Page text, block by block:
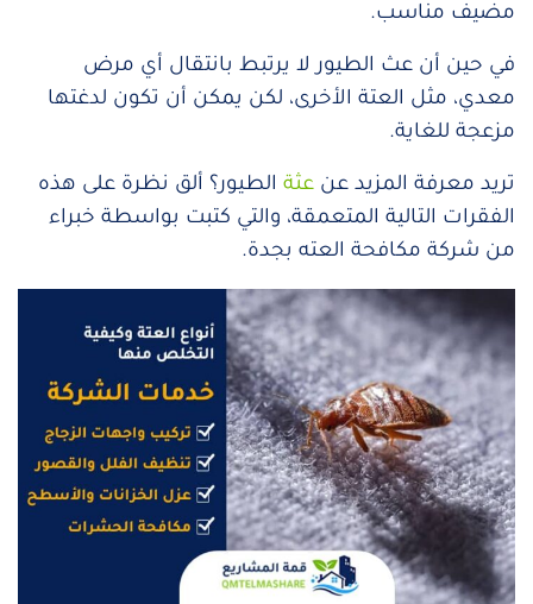
مضيف مناسب.
في حين أن عث الطيور لا يرتبط بانتقال أي مرض
معدي، مثل العتة الأخرى، لكن يمكن أن تكون لدغتها
مزعجة للغاية.
تريد معرفة المزيد عن عثة الطيور؟ ألق نظرة على هذه
الفقرات التالية المتعمقة، والتي كتبت بواسطة خبراء
من شركة مكافحة العته بجدة.